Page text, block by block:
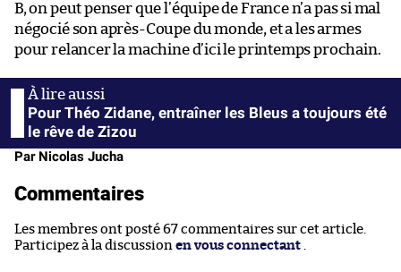
B, on peut penser que l’équipe de France n’a pas si mal
négocié son après-Coupe du monde, et a les armes
pour relancer la machine d’ici le printemps prochain.
Pour Théo Zidane, entraîner les Bleus a toujours été
le rêve de Zizou
Par Nicolas Jucha
Commentaires
Les membres ont posté 67 commentaires sur cet article.
Participez à la discussion en vous connectant .